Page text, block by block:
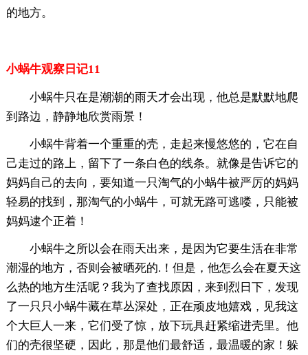
的地方。
小蜗牛观察日记11
小蜗牛只在是潮潮的雨天才会出现，他总是默默地爬
到路边，静静地欣赏雨景！
小蜗牛背着一个重重的壳，走起来慢悠悠的，它在自
己走过的路上，留下了一条白色的线条。就像是告诉它的
妈妈自己的去向，要知道一只淘气的小蜗牛被严厉的妈妈
轻易的找到，那淘气的小蜗牛，可就无路可逃喽，只能被
妈妈逮个正着！
小蜗牛之所以会在雨天出来，是因为它要生活在非常
潮湿的地方，否则会被晒死的.！但是，他怎么会在夏天这
么热的地方生活呢？我为了查找原因，来到烈日下，发现
了一只只小蜗牛藏在草丛深处，正在顽皮地嬉戏，见我这
个大巨人一来，它们受了惊，放下玩具赶紧缩进壳里。他
们的壳很坚硬，因此，那是他们最舒适，最温暖的家！躲